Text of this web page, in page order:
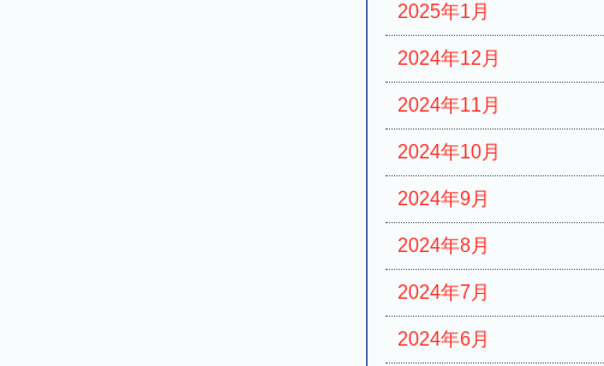
2025年1月
2024年12月
2024年11月
2024年10月
2024年9月
2024年8月
2024年7月
2024年6月